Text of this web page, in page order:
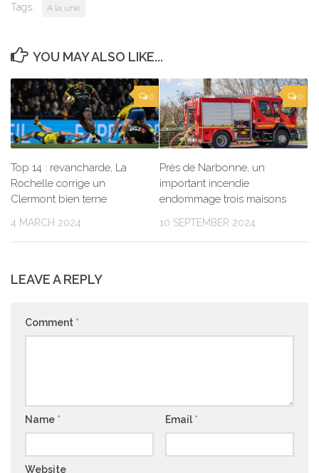
Tags: A la une
YOU MAY ALSO LIKE...
0
Top 14 : revancharde, La
Rochelle corrige un
Clermont bien terne
4 MARCH 2024
0
Près de Narbonne, un
important incendie
endommage trois maisons
10 SEPTEMBER 2024
LEAVE A REPLY
Comment *
Name * Email *
Website